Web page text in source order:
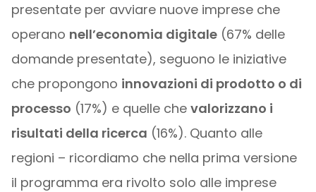
presentate per avviare nuove imprese che
operano nell’economia digitale(67% delle
domande presentate), seguono le iniziative
che propongono innovazioni di prodotto o di
processo (17%) e quelle che valorizzano i
risultati della ricerca (16%). Quanto alle
regioni – ricordiamo che nella prima versione
il programma era rivolto solo alle imprese